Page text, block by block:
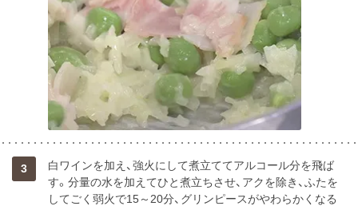
3
白ワインを加え、強火にして煮立ててアルコール分を飛ば
す。分量の水を加えてひと煮立ちさせ、アクを除き、ふたを
してごく弱火で15～20分、グリンピースがやわらかくなる